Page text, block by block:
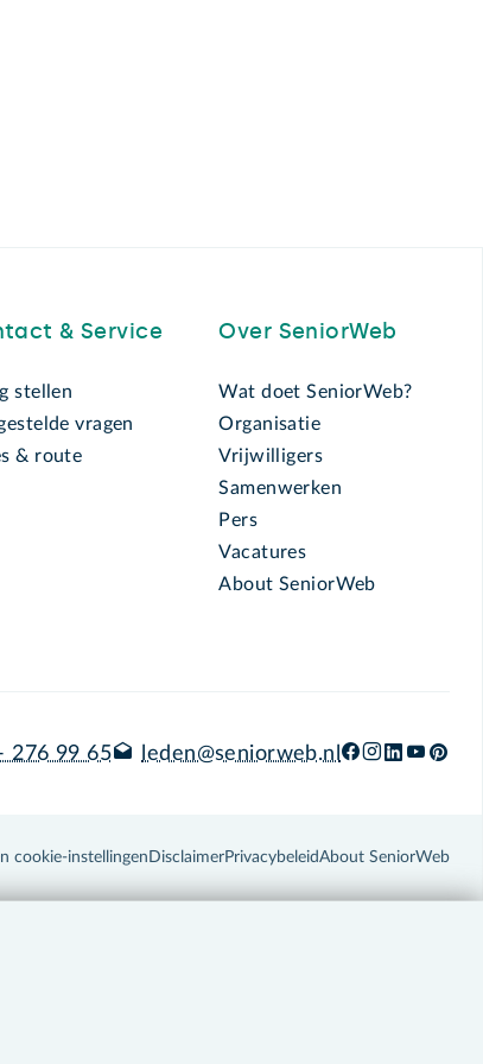
& Service
stellen
vragen
& route
Over SeniorWeb
Wat doet SeniorWeb?
Organisatie
Vrijwilligers
Samenwerken
Pers
Vacatures
About SeniorWeb
276 99 65 leden@seniorweb.nl
cookie-instellingen DisclaimerPrivacybeleidAbout SeniorWeb